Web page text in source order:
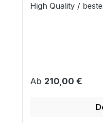
High Quality /
Regulärer Preis:
Ab 210,00 €